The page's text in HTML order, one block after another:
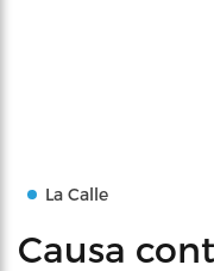
La Calle
Causa